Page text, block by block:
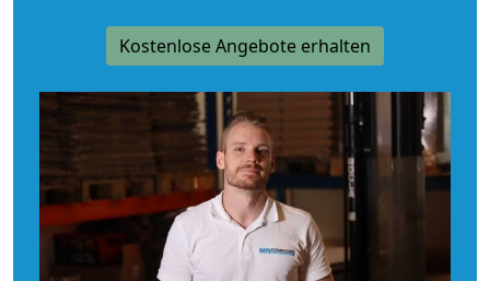
Kostenlose Angebote erhalten